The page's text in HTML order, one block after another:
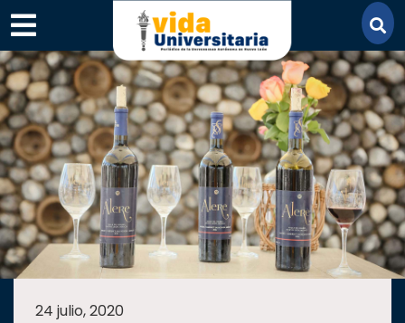
×
SECCIONES
ACADEMIA
24 julio, 2020